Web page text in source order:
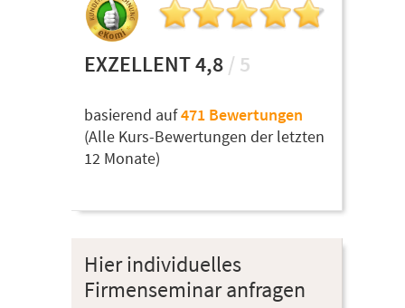
EXZELLENT 4,8 / 5
basierend auf471 Bewertungen
(Alle Kurs-Bewertungen der letzten
12 Monate)
Hier individuelles
Firmenseminar anfragen